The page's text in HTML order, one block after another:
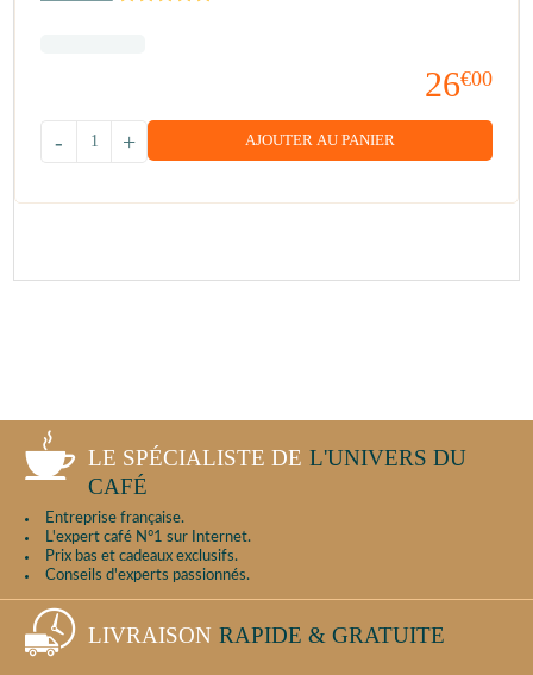
26€00
+
- AJOUTER AU PANIER
LE SPÉCIALISTE DE L'UNIVERS DU
CAFÉ
Entreprise française.
L'expert café N°1 sur Internet.
Prix bas et cadeaux exclusifs.
Conseils d'experts passionnés.
LIVRAISON RAPIDE & GRATUITE